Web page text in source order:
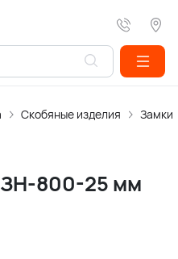
Скобяные изделия Замки
800-25 мм